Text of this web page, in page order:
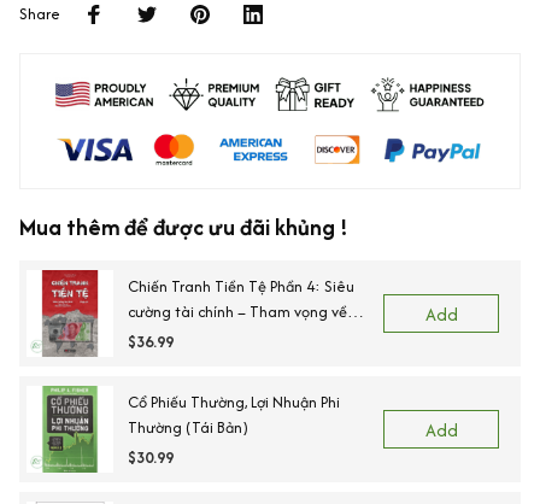
Share
Mua thêm để được ưu đãi khủng !
Chiến Tranh Tiền Tệ Phần 4: Siêu
cường tài chính – Tham vọng về
đồng tiền chung châu Á
$36.99
Add
Cổ Phiếu Thường, Lợi Nhuận Phi
Thường (Tái Bản)
$30.99
Add